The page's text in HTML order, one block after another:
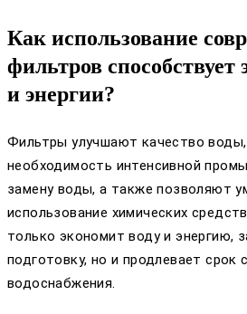
Как использование
фильтров
и энергии?
Фильтры улучшают качество
необходимость интенсивной
замену воды, а также позволяют
использование химических
только экономит воду и энергию,
подготовку, но и продлевает срок
водоснабжения.